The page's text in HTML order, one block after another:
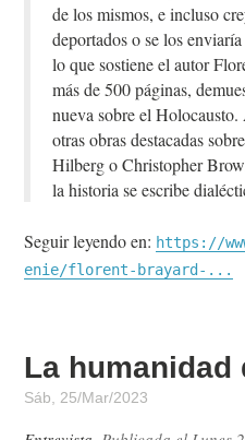
de los mismos, e incluso
deportados o se los
lo que sostiene el autor
más de 500 páginas,
nueva sobre el
otras obras destacadas
Hilberg o Christopher
la historia se escribe
Seguir leyendo en: https://
enie/florent-brayard-...
La humanidad
Sáb, 25/Mar/2023